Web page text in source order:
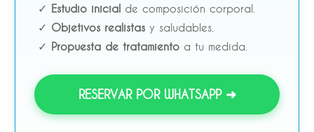
✓ Estudio inicial de composición corporal.
✓ Objetivos realistas y saludables.
✓ Propuesta de tratamiento a tu medida.
RESERVAR POR WHATSAPP ➜